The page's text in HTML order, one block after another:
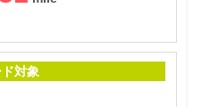
対象